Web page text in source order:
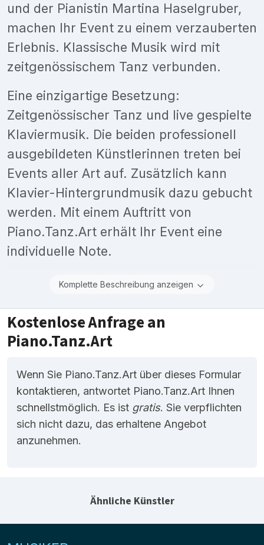
und der Pianistin Martina Haselgruber,
machen Ihr Event zu einem verzauberten
Erlebnis. Klassische Musik wird mit
zeitgenössischem Tanz verbunden.
Eine einzigartige Besetzung:
Zeitgenössischer Tanz und live gespielte
Klaviermusik. Die beiden professionell
ausgebildeten Künstlerinnen treten bei
Events aller Art auf. Zusätzlich kann
Klavier-Hintergrundmusik dazu gebucht
werden. Mit einem Auftritt von
Piano.Tanz.Art erhält Ihr Event eine
individuelle Note.
Komplette Beschreibung anzeigen
Kostenlose Anfrage an
Piano.Tanz.Art
Wenn Sie Piano.Tanz.Art über dieses Formular
kontaktieren, antwortet Piano.Tanz.Art Ihnen
schnellstmöglich. Es ist gratis. Sie verpflichten
sich nicht dazu, das erhaltene Angebot
anzunehmen.
Ähnliche Künstler